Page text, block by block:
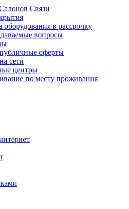
Связи
оборудования в рассрочку
вопросы
оферты
сети
центры
по месту проживания